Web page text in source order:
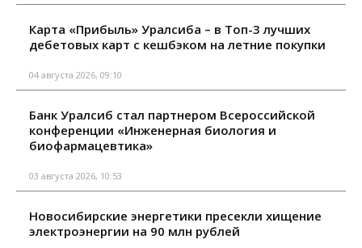
Карта «Прибыль» Уралсиба – в Топ-3 лучших
дебетовых карт с кешбэком на летние покупки
04 августа 2026, 09:10
Банк Уралсиб стал партнером Всероссийской
конференции «Инженерная биология и
биофармацевтика»
03 августа 2026, 10:53
Новосибирские энергетики пресекли хищение
электроэнергии на 90 млн рублей